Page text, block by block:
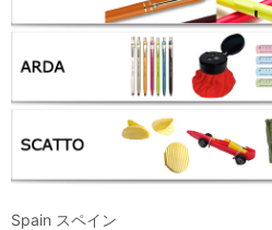
Spain スペイン